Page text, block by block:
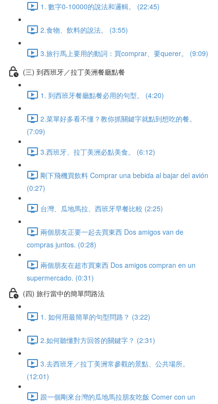
1. 數字0-10000的說法和邏輯。 (22:45)
2.食物、飲料的說法。 (3:55)
3.旅行馬上要用的動詞：買comprar、要querer。 (9:09)
(三) 到西班牙／拉丁美洲餐廳點餐
1. 到西班牙餐廳點餐必用的句型。 (4:20)
2.菜單好多看不懂？教你抓關鍵字就點到想吃的餐。
(7:09)
3.西班牙、拉丁美洲必點美食。 (6:12)
剛下飛機買飲料 Comprar una bebida al bajar del avión
(0:27)
台灣、瓜地馬拉、西班牙早餐比較 (2:25)
兩個朋友正要一起去買東西 Dos amigos van de
compras juntos. (0:28)
兩個朋友在超市買東西 Dos amigos compran en un
supermercado. (0:31)
(四) 旅行當中的簡單問路法
1. 如何用最簡單的句型問路？ (3:22)
2.如何聽懂對方回答的關鍵字？ (2:31)
3.去西班牙／拉丁美洲常參觀的景點、公共場所。
(12:01)
跟一個剛來台灣的瓜地馬拉朋友吃飯 Comer con un